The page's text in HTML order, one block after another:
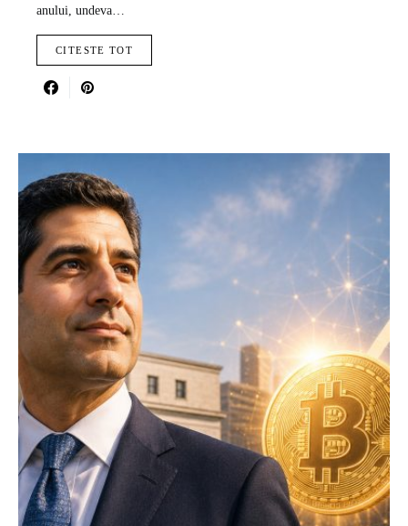
anului, undeva…
CITESTE TOT